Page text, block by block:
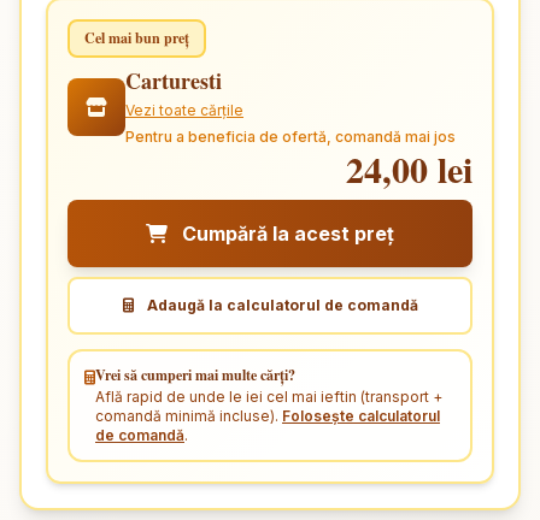
Cel mai bun preț
Carturesti
Vezi toate cărțile
Pentru a beneficia de ofertă, comandă mai jos
24,00 lei
Cumpără la acest preț
Adaugă la calculatorul de comandă
Vrei să cumperi mai multe cărți?
Află rapid de unde le iei cel mai ieftin (transport +
comandă minimă incluse). Folosește calculatorul
de comandă.